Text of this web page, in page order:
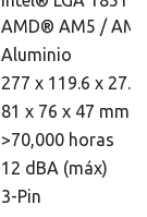
AMD® AM5 /
Aluminio
277 x 119.6 x 27.2
81 x 76 x 47 mm
>70,000 horas
12 dBA (máx)
3-Pin